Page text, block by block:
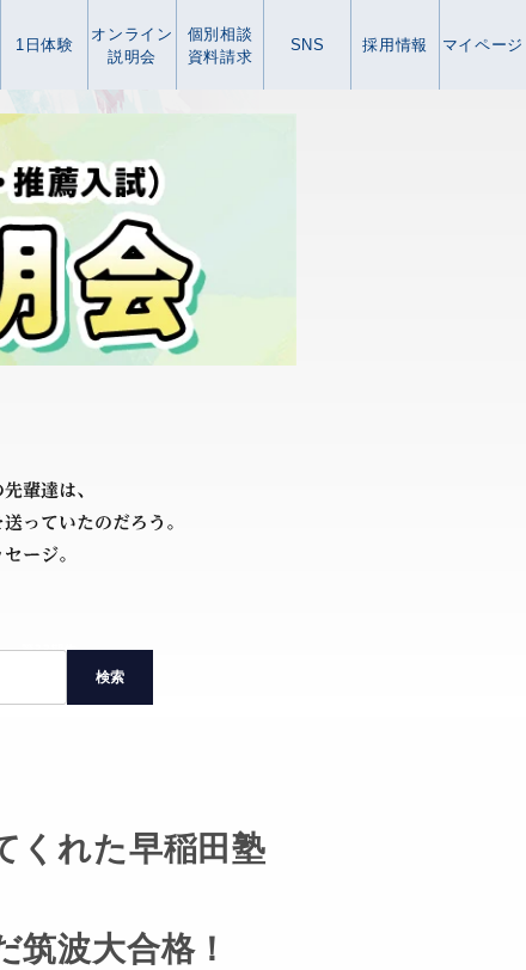
1日体験
オンライン
説明会
個別相談
資料請求
SNS 採用情報 マイページ
検索
くれた早稲田塾
筑波大合格！